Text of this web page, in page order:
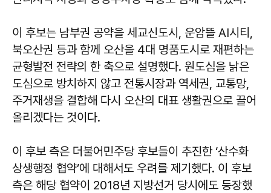
이 후보는 남부권 공약을 세교신도시, 운암뜰 AI시티,
북오산권 등과 함께 오산을 4대 명품도시로 재편하는
균형발전 전략의 한 축으로 설명했다. 원도심을 낡은
도심으로 방치하지 않고 전통시장과 역세권, 교통망,
주거재생을 결합해 다시 오산의 대표 생활권으로 끌어
올리겠다는 것이다.
이 후보 측은 더불어민주당 후보들이 추진한 ‘산수화
상생행정 협약’에 대해서도 우려를 제기했다. 이 후보
측은 해당 협약이 2018년 지방선거 당시에도 등장했